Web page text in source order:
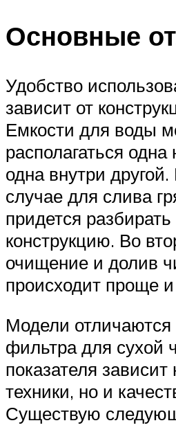
Основные
Удобство
зависит от
Емкости для воды
располагаться
одна внутри
случае для слива
придется
конструкцию. Во
очищение и долив
происходит проще
Модели
фильтра для сухой
показателя
техники, но и
Существую